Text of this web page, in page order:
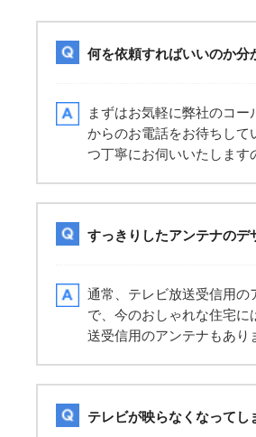
何を依頼すればいいのか分
まずはお気軽に弊社のコ
からのお電話をお待ちして
つ丁寧にお伺いいたします
すっきりしたアンテナのデ
通常、テレビ放送受信用の
で、今のおしゃれな住宅
送受信用のアンテナもあり
テレビが映らなくなって